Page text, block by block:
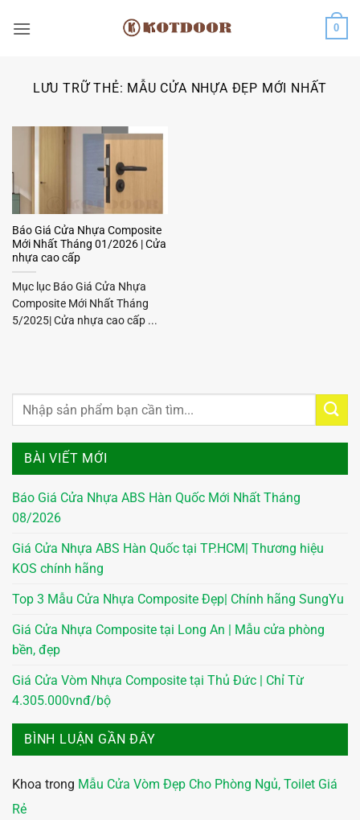
qua
0
LƯU TRỮ THẺ: MẪU CỬA NHỰA ĐẸP MỚI NHẤT
BÀI VIẾT MỚI
Báo Giá Cửa Nhựa ABS Hàn Quốc Mới Nhất Tháng
08/2026
Giá Cửa Nhựa ABS Hàn Quốc tại TP.HCM| Thương hiệu
KOS chính hãng
Top 3 Mẫu Cửa Nhựa Composite Đẹp| Chính hãng SungYu
Giá Cửa Nhựa Composite tại Long An | Mẫu cửa phòng
bền, đẹp
Giá Cửa Vòm Nhựa Composite tại Thủ Đức | Chỉ Từ
4.305.000vnđ/bộ
BÌNH LUẬN GẦN ĐÂY
Khoa trong Mẫu Cửa Vòm Đẹp Cho Phòng Ngủ, Toilet Giá
Rẻ
Báo Giá Cửa Nhựa Composite
Mới Nhất Tháng 01/2026 | Cửa
nhựa cao cấp
Mục lục Báo Giá Cửa Nhựa
Composite Mới Nhất Tháng
5/2025| Cửa nhựa cao cấp ...